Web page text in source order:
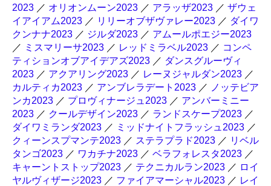
2023 ／ オリオンムーン2023 ／ アラッザ2023 ／ ザウェ
イアイアム2023 ／ リリーオブザヴァレー2023 ／ ダイワ
クンナナ2023 ／ ジルダ2023 ／ アムールポエジー2023
／ ミスマリーサ2023 ／ レッドミラベル2023 ／ コンペ
ティションオブアイデアズ2023 ／ ダンスグルーヴィ
2023 ／ アクアリング2023 ／ レーヌジャルダン2023 ／
カルティカ2023 ／ アンブレラデート2023 ／ ノッテビア
ンカ2023 ／ プロヴィナージュ2023 ／ アンバーミニー
2023 ／ クールデザイン2023 ／ ランドスケープ2023 ／
ダイワミランダ2023 ／ ミッドナイトフラッシュ2023 ／
クィーンスプマンテ2023 ／ ステラプラド2023 ／ リベル
タンゴ2023 ／ ワカチナ2023 ／ ベラフォレスタ2023 ／
キャーントストップ2023 ／ テクニカルラン2023 ／ ロイ
ヤルヴィザージ2023 ／ ファイアマーシャル2023 ／ レイ